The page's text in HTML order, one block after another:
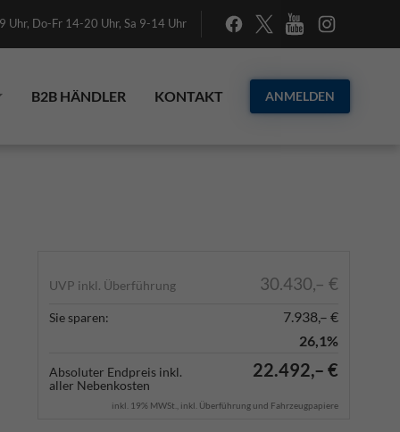
Uhr, Do-Fr 14-20 Uhr, Sa 9-14 Uhr
B2B HÄNDLER KONTAKT ANMELDEN
UVP inkl. Überführung 30.430,– €
Sie sparen:
7.938,– €
26,1%
Absoluter Endpreis inkl.
aller Nebenkosten
22.492,– €
inkl. 19% MWSt., inkl. Überführung und Fahrzeugpapiere